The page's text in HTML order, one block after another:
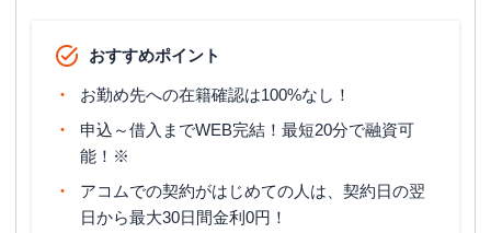
おすすめポイント
お勤め先への在籍確認は100%なし！
申込～借入までWEB完結！最短20分で融資可
能！※
アコムでの契約がはじめての人は、契約日の翌
日から最大30日間金利0円！